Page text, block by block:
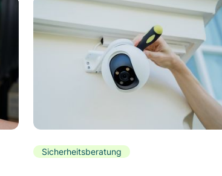
Sicherheitsberatung